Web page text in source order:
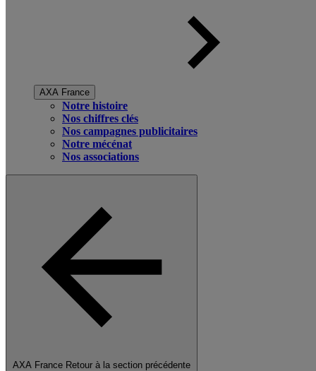
AXA France
Notre histoire
Nos chiffres clés
Nos campagnes publicitaires
Notre mécénat
Nos associations
AXA France Retour à la section précédente